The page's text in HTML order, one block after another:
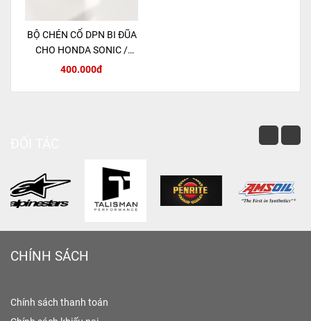
BỘ CHÉN CỔ DPN BI ĐŨA
CHO HONDA SONIC /
MSX 125 / CBR150R
400.000đ
CHÍNH SÁCH
Chính sách thanh toán